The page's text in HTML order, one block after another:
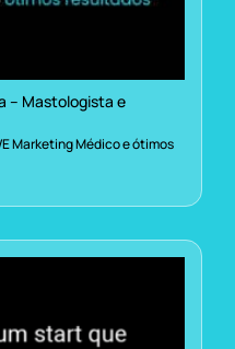
– Mastologista e
Marketing Médico e ótimos